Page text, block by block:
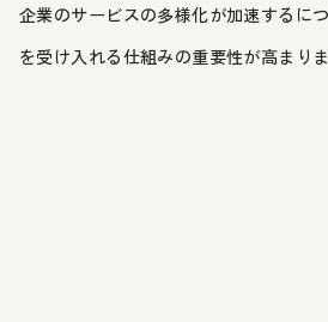
企業のサービスの多様化が加速するに
を受け入れる仕組みの重要性が高まりま